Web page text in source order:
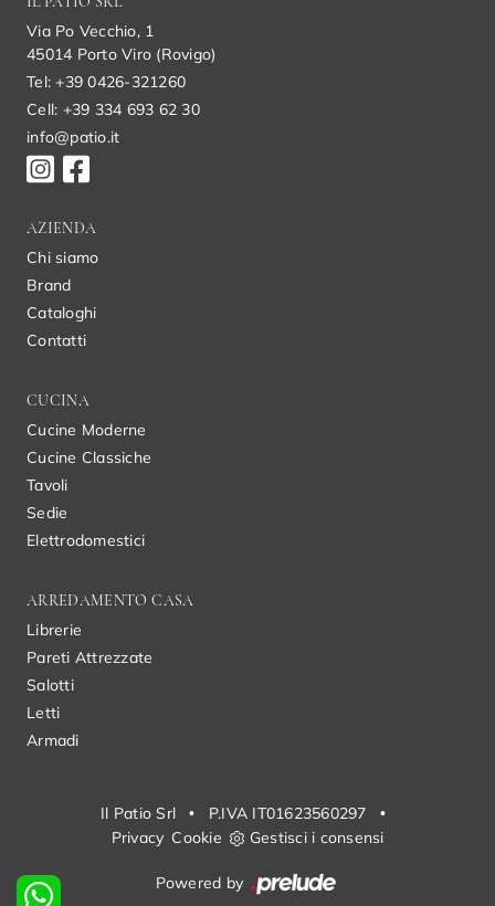
Via Po Vecchio, 1
45014 Porto Viro (Rovigo)
Tel: +39 0426-321260
Cell: +39 334 693 62 30
info@patio.it
AZIENDA
Chi siamo
Brand
Cataloghi
Contatti
CUCINA
Cucine Moderne
Cucine Classiche
Tavoli
Sedie
Elettrodomestici
ARREDAMENTO CASA
Librerie
Pareti Attrezzate
Salotti
Letti
Armadi
Il Patio Srl • P.IVA IT01623560297
•
Privacy Cookie Gestisci i consensi
Powered by